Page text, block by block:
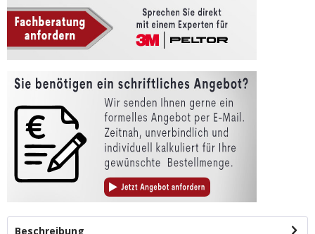
Beschreibung